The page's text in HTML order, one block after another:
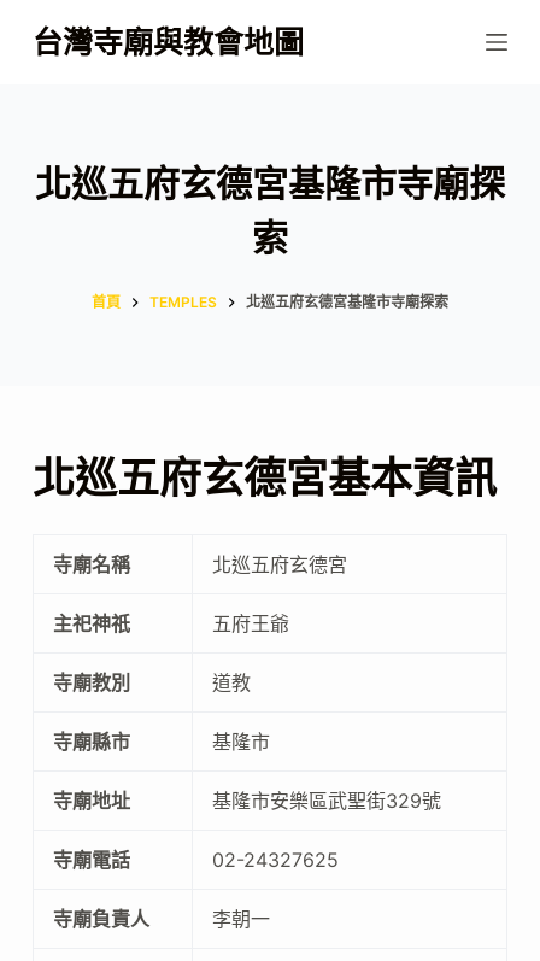
跳
至
容
台灣寺廟與教會地圖
北巡五府玄德宮基隆市寺廟探
索
首頁 TEMPLES 北巡五府玄德宮基隆市寺廟探索
北巡五府玄德宮基本資訊
寺廟名稱 北巡五府玄德宮
主祀神祇 五府王爺
寺廟教別 道教
寺廟縣市 基隆市
寺廟地址 基隆市安樂區武聖街329號
寺廟電話 02-24327625
寺廟負責人 李朝一